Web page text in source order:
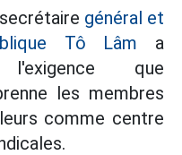
général et
Tô Lâm a
que
les membres
comme centre